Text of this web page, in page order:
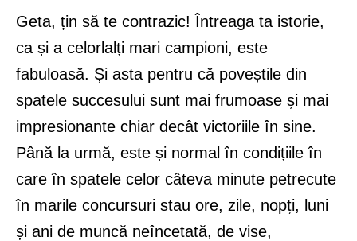
Geta, țin să te contrazic! Întreaga ta istorie,
ca și a celorlalți mari campioni, este
fabuloasă. Și asta pentru că poveștile din
spatele succesului sunt mai frumoase și mai
impresionante chiar decât victoriile în sine.
Până la urmă, este și normal în condițiile în
care în spatele celor câteva minute petrecute
în marile concursuri stau ore, zile, nopți, luni
și ani de muncă neîncetată, de vise,